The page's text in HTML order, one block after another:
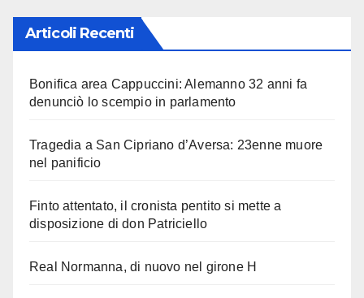
Articoli Recenti
Bonifica area Cappuccini: Alemanno 32 anni fa
denunciò lo scempio in parlamento
Tragedia a San Cipriano d’Aversa: 23enne muore
nel panificio
Finto attentato, il cronista pentito si mette a
disposizione di don Patriciello
Real Normanna, di nuovo nel girone H